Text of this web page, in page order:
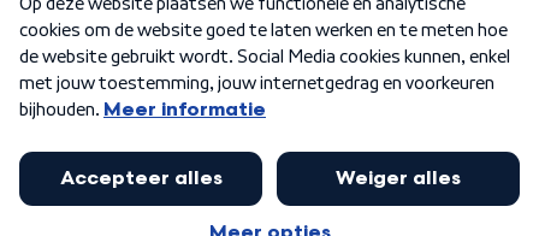
Algemene voorwaarden